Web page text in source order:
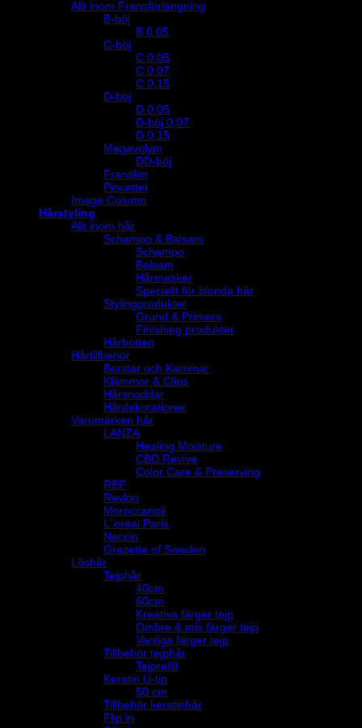
Allt inom Fransförlängning
B-böj
B 0.05
C-böj
C 0,05
C 0,07
C 0,15
D-böj
D 0,05
D-böj 0,07
D 0,15
Megavolym
DD-böj
Franslim
Pincetter
Image Column
Hårstyling
Allt inom hår
Schampo & Balsam
Schampo
Balsam
Hårmasker
Speciellt för blonda hår
Stylingprodukter
Grund & Primers
Finishing produkter
Hårbotten
Hårtillbehör
Borstar och Kammar
Klämmor & Clips
Hårsnoddar
Hårdekorationer
Varumärken hår
LANZA
Healing Moisture
CBD Revive
Color Care & Preserving
REF
Revlon
Moroccanoil
L´oréal Paris
Neccin
Grazette of Sweden
Löshår
Tejphår
40cm
60cm
Kreativa färger tejp
Ombre & mix färger tejp
Vanliga färger tejp
Tillbehör tejphår
Tejprefill
Keratin U-tip
50 cm
Tillbehör keratinhår
Flip in